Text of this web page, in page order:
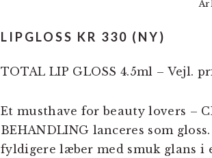
LIPGLOSS KR 330 (NY)
TOTAL LIP GLOSS 4.5ml – Vejl.
Et musthave for beauty lovers –
BEHANDLING lanceres som
fyldigere læber med smuk glans i